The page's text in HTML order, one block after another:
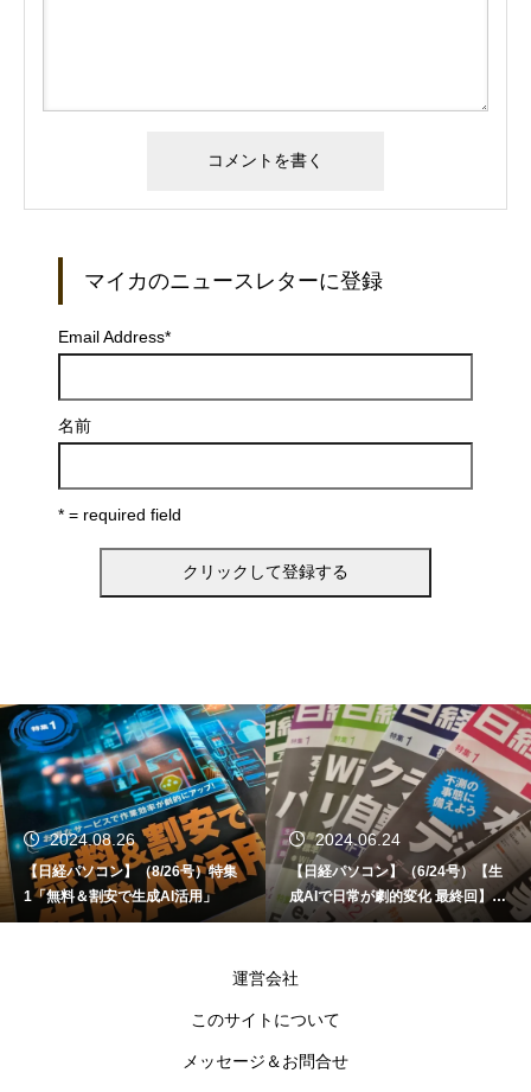
マイカのニュースレターに登録
Email Address*
名前
* = required field
2024.06.24
【日経パソコン】（6/24号）【生
成AIで日常が劇的変化 最終回】 A
I時代のアプリケーション／サービ
2024.06.12
【書籍】ゼロからはじめる なるほ
ど！Copilot活用術（技術評論社）
運営会社
このサイトについて
メッセージ＆お問合せ